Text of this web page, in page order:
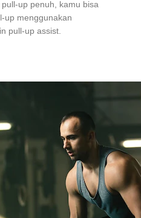
up penuh, kamu bisa
up menggunakan
pull-up assist.